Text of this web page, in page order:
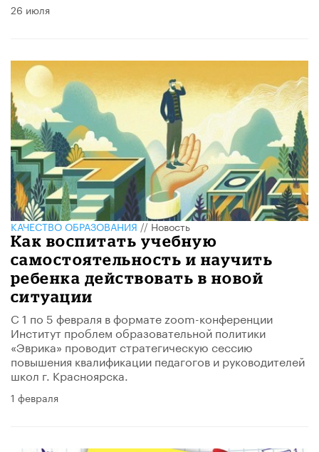
26 июля
КАЧЕСТВО ОБРАЗОВАНИЯ//Новость
Как воспитать учебную
самостоятельность и научить
ребенка действовать в новой
ситуации
С 1 по 5 февраля в формате zoom-конференции
Институт проблем образовательной политики
«Эврика» проводит стратегическую сессию
повышения квалификации педагогов и руководителей
школ г. Красноярска.
1 февраля